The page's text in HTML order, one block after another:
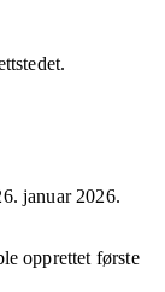
januar 2026.
opprettet første